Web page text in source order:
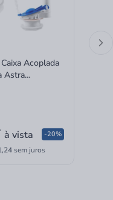
Acoplada
Astra
à vista
sem juros
-20%